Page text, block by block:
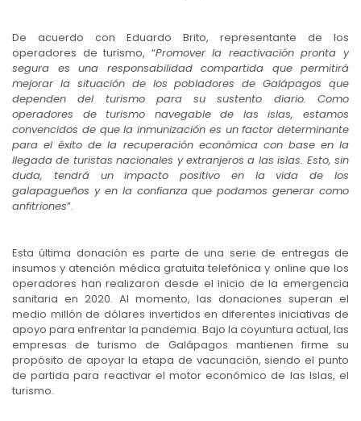
De acuerdo con Eduardo Brito, representante de los
operadores de turismo, “Promover la reactivación pronta y
segura es una responsabilidad compartida que permitirá
mejorar la situación de los pobladores de Galápagos que
dependen del turismo para su sustento diario. Como
operadores de turismo navegable de las islas, estamos
convencidos de que la inmunización es un factor determinante
para el éxito de la recuperación económica con base en la
llegada de turistas nacionales y extranjeros a las islas. Esto, sin
duda, tendrá un impacto positivo en la vida de los
galapagueños y en la confianza que podamos generar como
anfitriones”.
Esta última donación es parte de una serie de entregas de
insumos y atención médica gratuita telefónica y online que los
operadores han realizaron desde el inicio de la emergencia
sanitaria en 2020. Al momento, las donaciones superan el
medio millón de dólares invertidos en diferentes iniciativas de
apoyo para enfrentar la pandemia. Bajo la coyuntura actual, las
empresas de turismo de Galápagos mantienen firme su
propósito de apoyar la etapa de vacunación, siendo el punto
de partida para reactivar el motor económico de las Islas, el
turismo.